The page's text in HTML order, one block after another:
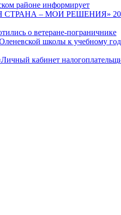
районе информирует
СТРАНА – МОИ РЕШЕНИЯ»
о ветеране-пограничнике
школы к учебному
кабинет